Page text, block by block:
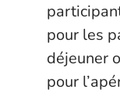
pour les
déjeuner
pour